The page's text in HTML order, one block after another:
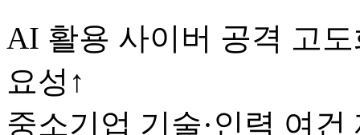
AI 활용 사이버 공격 고
요성↑
중소기업 기술·인력 여